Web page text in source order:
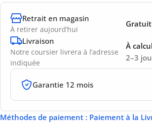
Retrait en magasin
À retirer aujourd’hui
Gratuit
Livraison
Notre coursier livrera à l’adresse
indiquée
2–3
À
Garantie 12 mois
Méthodes de paiement : Paiement à la